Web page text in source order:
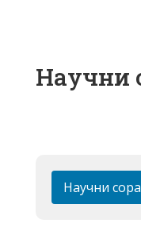
Научни
Научни